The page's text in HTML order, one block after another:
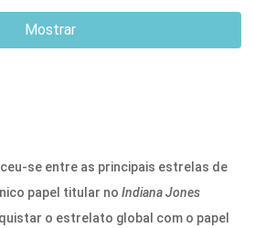
Mostrar
se entre as principais estrelas de
papel titular no Indiana Jones
o estrelato global com o papel